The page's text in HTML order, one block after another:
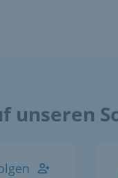
unseren